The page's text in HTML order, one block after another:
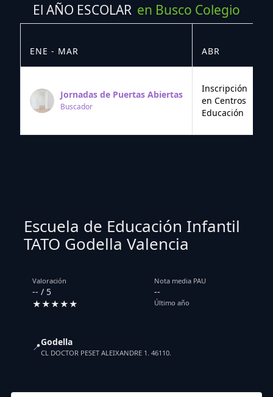
El AÑO ESCOLAR en Busco Colegio
ENE - MAR ABR
Jornadas de Puertas Abiertas
Buscador
Inscripción
en Centros
Educación
Escuela de Educación Infantil
TATO Godella Valencia
Valoración
-- / 5
★★★★★
Nota media PAU
--
Último año
📍Godella
CL DOCTOR PESET ALEIXANDRE 1. 46110.